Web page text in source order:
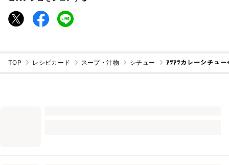
TOP レシピカード スープ・汁物 シチュー ｱﾂｱﾂカレーシチュー